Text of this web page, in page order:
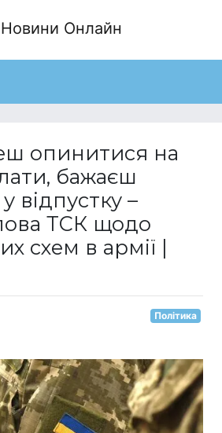
Новини Онлайн
опинитися на
бажаєш
відпустку –
ТСК щодо
схем в армії |
Політика